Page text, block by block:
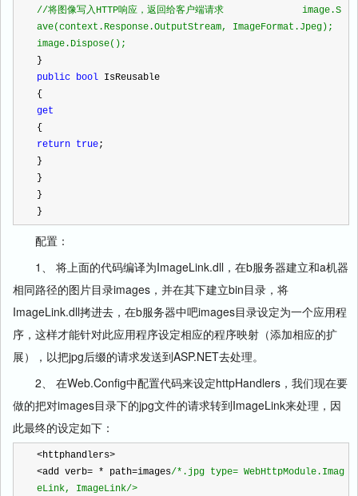
//将图像写入HTTP响应，返回给客户端请求              image.S
ave(context.Response.OutputStream, ImageFormat.Jpeg);
image.Dispose();
}
public bool IsReusable
{
get
{
return true;
}
}
}
}
配置：
1、 将上面的代码编译为ImageLink.dll，在b服务器建立和a机器
相同路径的图片目录images，并在其下建立bin目录，将
ImageLink.dll拷进去，在b服务器中吧images目录设定为一个应用程
序，这样才能针对此应用程序设定相应的程序映射（添加相应的扩
展），以把jpg后缀的请求发送到ASP.NET去处理。
2、 在Web.Config中配置代码来设定httpHandlers，我们现在要
做的把对images目录下的jpg文件的请求转到ImageLink来处理，因
此最终的设定如下：
<httphandlers>
<add verb= * path=images/* .jpg type= WebHttpModule.Imag
eLink, ImageLink/>